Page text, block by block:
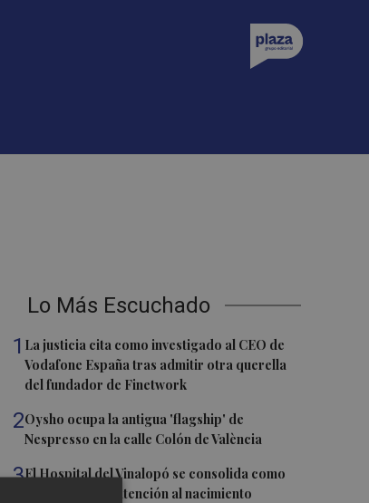
Lo Más Escuchado
1 La justicia cita como investigado al CEO de
Vodafone España tras admitir otra querella
del fundador de Finetwork
2Oysho ocupa la antigua 'flagship' de
Nespresso en la calle Colón de València
3El Hospital del Vinalopó se consolida como
referente en la atención al nacimiento